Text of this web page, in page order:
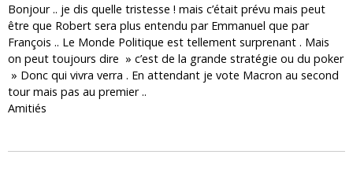
Bonjour .. je dis quelle tristesse ! mais c’était prévu mais peut
être que Robert sera plus entendu par Emmanuel que par
François .. Le Monde Politique est tellement surprenant . Mais
on peut toujours dire » c’est de la grande stratégie ou du poker
» Donc qui vivra verra . En attendant je vote Macron au second
tour mais pas au premier ..
Amitiés